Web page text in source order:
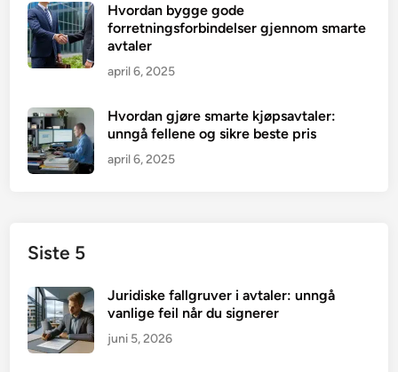
Hvordan bygge gode
forretningsforbindelser gjennom smarte
avtaler
april 6, 2025
Hvordan gjøre smarte kjøpsavtaler:
unngå fellene og sikre beste pris
april 6, 2025
Siste 5
Juridiske fallgruver i avtaler: unngå
vanlige feil når du signerer
juni 5, 2026